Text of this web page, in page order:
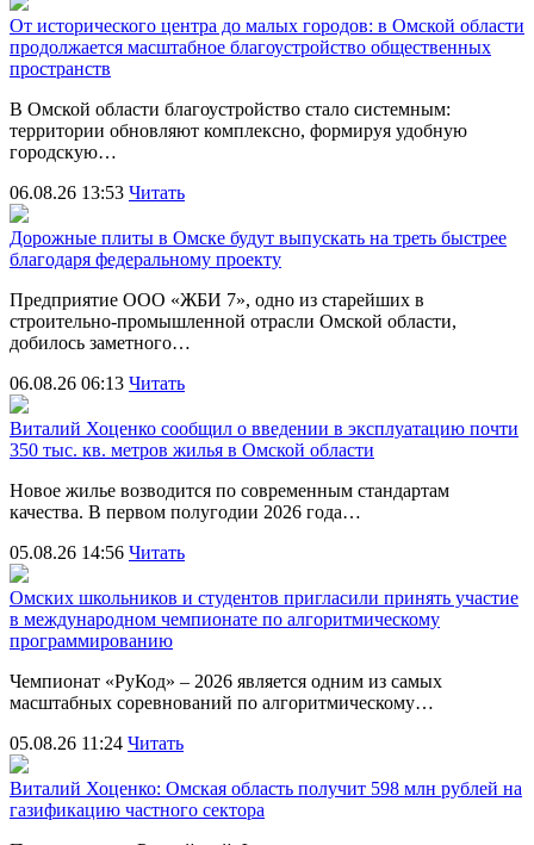
От исторического центра до малых городов: в Омской области
продолжается масштабное благоустройство общественных
пространств
В Омской области благоустройство стало системным:
территории обновляют комплексно, формируя удобную
городскую…
06.08.26 13:53 Читать
Дорожные плиты в Омске будут выпускать на треть быстрее
благодаря федеральному проекту
Предприятие ООО «ЖБИ 7», одно из старейших в
строительно‑промышленной отрасли Омской области,
добилось заметного…
06.08.26 06:13 Читать
Виталий Хоценко сообщил о введении в эксплуатацию почти
350 тыс. кв. метров жилья в Омской области
Новое жилье возводится по современным стандартам
качества. В первом полугодии 2026 года…
05.08.26 14:56 Читать
Омских школьников и студентов пригласили принять участие
в международном чемпионате по алгоритмическому
программированию
Чемпионат «РуКод» – 2026 является одним из самых
масштабных соревнований по алгоритмическому…
05.08.26 11:24 Читать
Виталий Хоценко: Омская область получит 598 млн рублей на
газификацию частного сектора